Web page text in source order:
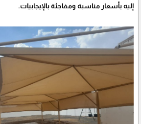
إليه بأسعار مناسبة ومفاجئة بالإيجابيات.